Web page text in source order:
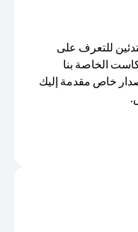
للتعرف على
الخاصة بنا
خاص مقدمة إليك